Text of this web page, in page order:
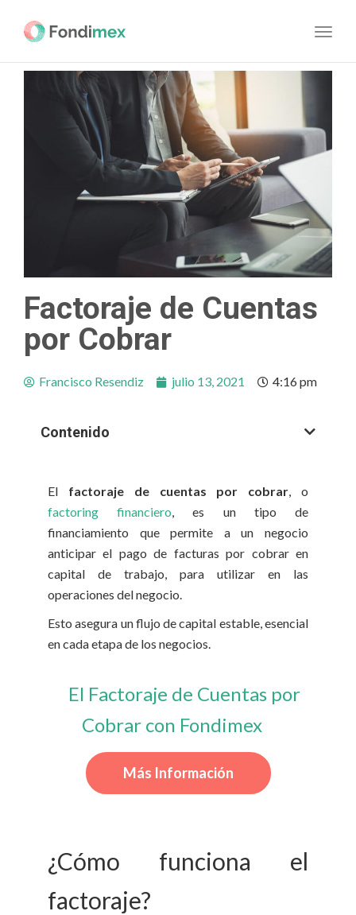
Factoraje de Cuentas
por Cobrar
Francisco Resendiz julio 13, 2021 4:16 pm
Contenido
El factoraje de cuentas por cobrar , o
factoring financiero , es un tipo de
financiamiento que permite a un negocio
anticipar el pago de facturas por cobrar en
capital de trabajo, para utilizar en las
operaciones del negocio.
Esto asegura un flujo de capital estable, esencial
en cada etapa de los negocios.
El Factoraje de Cuentas por
Cobrar con Fondimex
Más Información
¿Cómo funciona el
factoraje?